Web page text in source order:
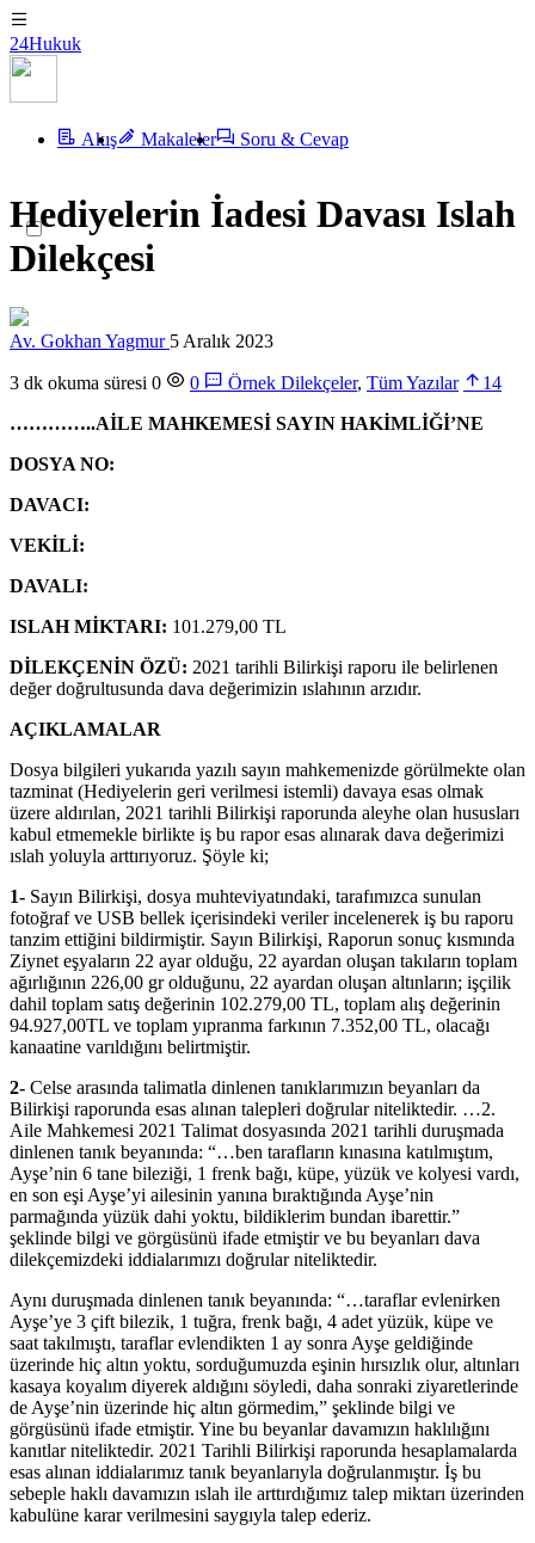
24Hukuk
Akış Makaleler Soru & Cevap
Hediyelerin İadesi Davası Islah
Dilekçesi
Av. Gokhan Yagmur 5 Aralık 2023
3 dk okuma süresi 0 0 Örnek Dilekçeler, Tüm Yazılar
14
…………..AİLE MAHKEMESİ SAYIN HAKİMLİĞİ’NE
DOSYA NO:
DAVACI:
VEKİLİ:
DAVALI:
ISLAH MİKTARI: 101.279,00 TL
DİLEKÇENİN ÖZÜ: 2021 tarihli Bilirkişi raporu ile belirlenen
değer doğrultusunda dava değerimizin ıslahının arzıdır.
AÇIKLAMALAR
Dosya bilgileri yukarıda yazılı sayın mahkemenizde görülmekte olan
tazminat (Hediyelerin geri verilmesi istemli) davaya esas olmak
üzere aldırılan, 2021 tarihli Bilirkişi raporunda aleyhe olan hususları
kabul etmemekle birlikte iş bu rapor esas alınarak dava değerimizi
ıslah yoluyla arttırıyoruz. Şöyle ki;
1- Sayın Bilirkişi, dosya muhteviyatındaki, tarafımızca sunulan
fotoğraf ve USB bellek içerisindeki veriler incelenerek iş bu raporu
tanzim ettiğini bildirmiştir. Sayın Bilirkişi, Raporun sonuç kısmında
Ziynet eşyaların 22 ayar olduğu, 22 ayardan oluşan takıların toplam
ağırlığının 226,00 gr olduğunu, 22 ayardan oluşan altınların; işçilik
dahil toplam satış değerinin 102.279,00 TL, toplam alış değerinin
94.927,00TL ve toplam yıpranma farkının 7.352,00 TL, olacağı
kanaatine varıldığını belirtmiştir.
2- Celse arasında talimatla dinlenen tanıklarımızın beyanları da
Bilirkişi raporunda esas alınan talepleri doğrular niteliktedir. …2.
Aile Mahkemesi 2021 Talimat dosyasında 2021 tarihli duruşmada
dinlenen tanık beyanında: “…ben tarafların kınasına katılmıştım,
Ayşe’nin 6 tane bileziği, 1 frenk bağı, küpe, yüzük ve kolyesi vardı,
en son eşi Ayşe’yi ailesinin yanına bıraktığında Ayşe’nin
parmağında yüzük dahi yoktu, bildiklerim bundan ibarettir.”
şeklinde bilgi ve görgüsünü ifade etmiştir ve bu beyanları dava
dilekçemizdeki iddialarımızı doğrular niteliktedir.
Aynı duruşmada dinlenen tanık beyanında: “…taraflar evlenirken
Ayşe’ye 3 çift bilezik, 1 tuğra, frenk bağı, 4 adet yüzük, küpe ve
saat takılmıştı, taraflar evlendikten 1 ay sonra Ayşe geldiğinde
üzerinde hiç altın yoktu, sorduğumuzda eşinin hırsızlık olur, altınları
kasaya koyalım diyerek aldığını söyledi, daha sonraki ziyaretlerinde
de Ayşe’nin üzerinde hiç altın görmedim,” şeklinde bilgi ve
görgüsünü ifade etmiştir. Yine bu beyanlar davamızın haklılığını
kanıtlar niteliktedir. 2021 Tarihli Bilirkişi raporunda hesaplamalarda
esas alınan iddialarımız tanık beyanlarıyla doğrulanmıştır. İş bu
sebeple haklı davamızın ıslah ile arttırdığımız talep miktarı üzerinden
kabulüne karar verilmesini saygıyla talep ederiz.